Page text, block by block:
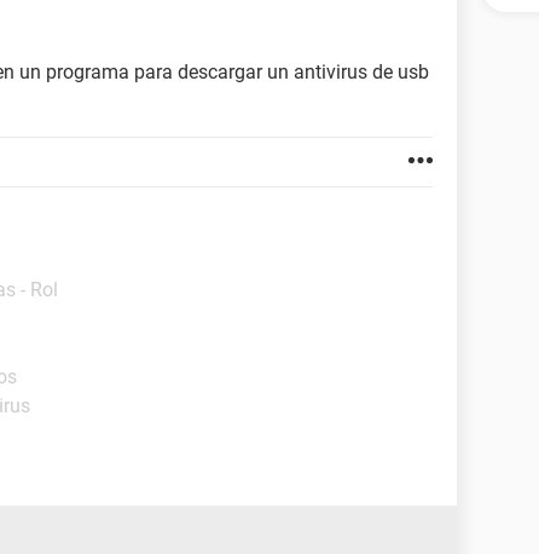
un programa para descargar un antivirus de usb
- Rol